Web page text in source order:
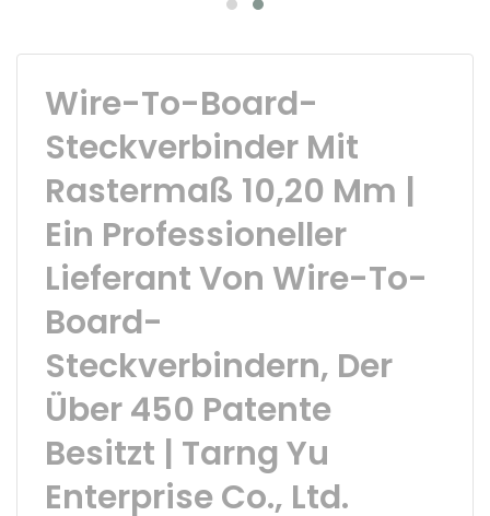
Wire-To-Board-
Steckverbinder Mit
Rastermaß 10,20 Mm |
Ein Professioneller
Lieferant Von Wire-To-
Board-
Steckverbindern, Der
Über 450 Patente
Besitzt | Tarng Yu
Enterprise Co., Ltd.